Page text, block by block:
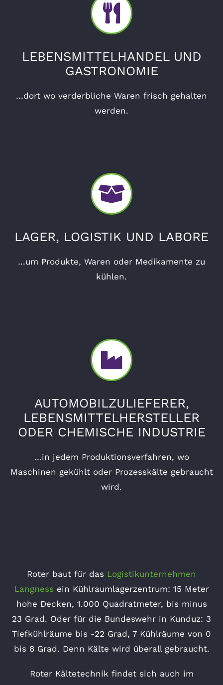
LEBENSMITTELHANDEL UND
GASTRONOMIE
…dort wo verderbliche Waren frisch gehalten
werden.
LAGER, LOGISTIK UND LABORE
…um Produkte, Waren oder Medikamente zu
kühlen.
AUTOMOBILZULIEFERER,
LEBENSMITTELHERSTELLER
ODER CHEMISCHE INDUSTRIE
…in jedem Produktionsverfahren, wo
Maschinen gekühlt oder Prozesskälte gebraucht
wird.
Roter baut für das Logistikunternehmen
Langness ein Kühlraumlagerzentrum: 15 Meter
hohe Decken, 1.000 Quadratmeter, bis minus
23 Grad. Oder für die Bundeswehr in Kunduz: 3
Tiefkühlräume bis -22 Grad, 7 Kühlräume von 0
bis 8 Grad. Denn Kälte wird überall gebraucht.
Roter Kältetechnik findet sich auch im